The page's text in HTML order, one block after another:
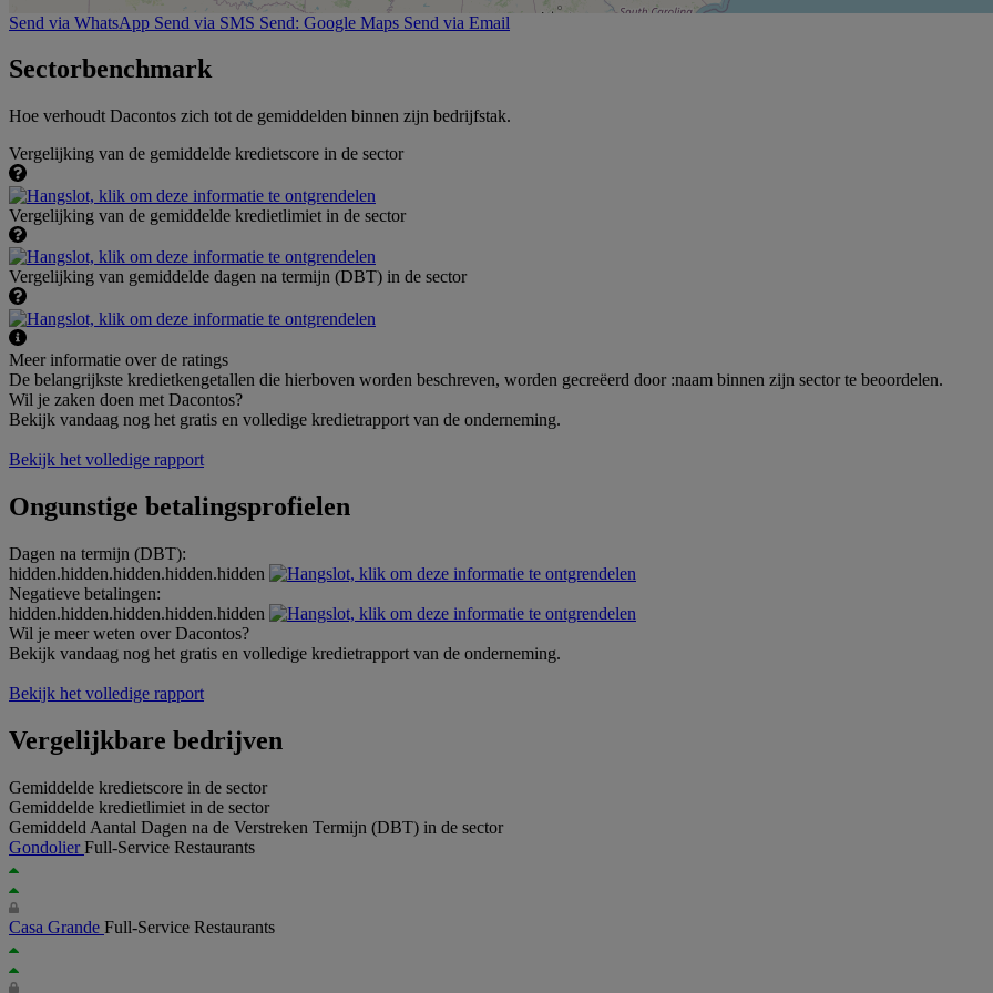
Send via WhatsApp Send via SMS Send: Google Maps Send via Email
Sectorbenchmark
Hoe verhoudt Dacontos zich tot de gemiddelden binnen zijn bedrijfstak.
Vergelijking van de gemiddelde kredietscore in de sector
Vergelijking van de gemiddelde kredietlimiet in de sector
Vergelijking van gemiddelde dagen na termijn (DBT) in de sector
Meer informatie over de ratings
De belangrijkste kredietkengetallen die hierboven worden beschreven, worden gecreëerd door :naam binnen zijn sector te beoordelen.
Wil je zaken doen met Dacontos?
Bekijk vandaag nog het gratis en volledige kredietrapport van de onderneming.
Bekijk het volledige rapport
Ongunstige betalingsprofielen
Dagen na termijn (DBT):
hidden.hidden.hidden.hidden.hidden
Negatieve betalingen:
hidden.hidden.hidden.hidden.hidden
Wil je meer weten over Dacontos?
Bekijk vandaag nog het gratis en volledige kredietrapport van de onderneming.
Bekijk het volledige rapport
Vergelijkbare bedrijven
Gemiddelde kredietscore in de sector
Gemiddelde kredietlimiet in de sector
Gemiddeld Aantal Dagen na de Verstreken Termijn (DBT) in de sector
GondolierFull-Service Restaurants
Casa Grande Full-Service Restaurants